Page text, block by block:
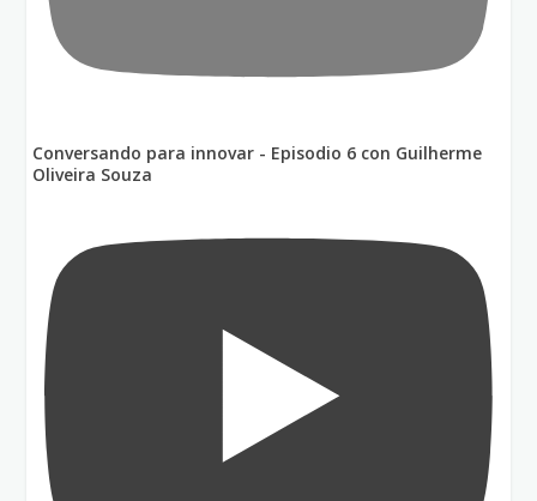
Conversando para innovar - Episodio 6 con Guilherme
Oliveira Souza